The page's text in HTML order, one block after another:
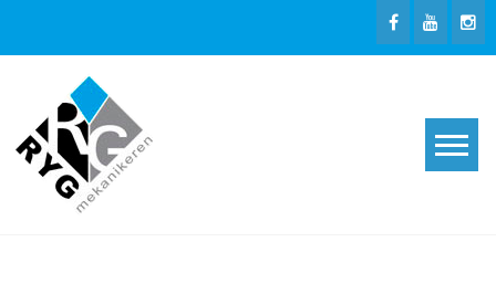
Rygmekanikeren